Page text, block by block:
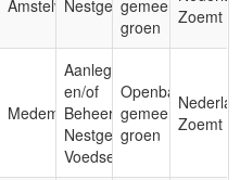
AmstelveenNestgelegenheid
gemeentelijk
groen
Zoemt
Medemblik
Aanleg
en/of
Beheer;
Nestgelegenheid;
Voedsel
Openbaar,
gemeentelijk
groen
Zoemt